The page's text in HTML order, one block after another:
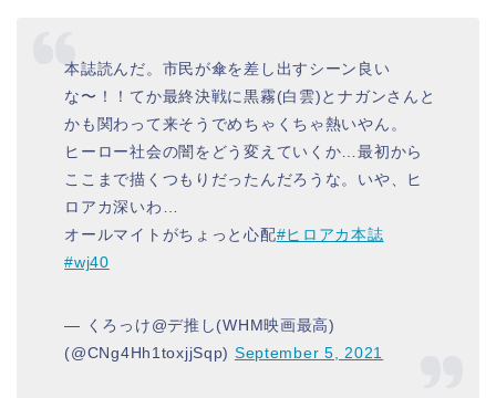
本誌読んだ。市民が傘を差し出すシーン良い
な〜！！てか最終決戦に黒霧(白雲)とナガンさんと
かも関わって来そうでめちゃくちゃ熱いやん。
ヒーロー社会の闇をどう変えていくか…最初から
ここまで描くつもりだったんだろうな。いや、ヒ
ロアカ深いわ…
オールマイトがちょっと心配#ヒロアカ本誌
#wj40
— くろっけ@デ推し(WHM映画最高)
(@CNg4Hh1toxjjSqp) September 5, 2021